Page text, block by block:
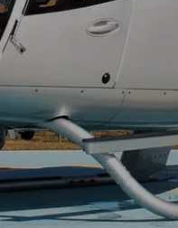
КОМПАНИЯ
ПРЕДЛАГАЕТ
ВОЗДУШНЫЕ СУДА
Для более подробной
консультации
по тел.+7 995 485 00 11
оставьте заявку